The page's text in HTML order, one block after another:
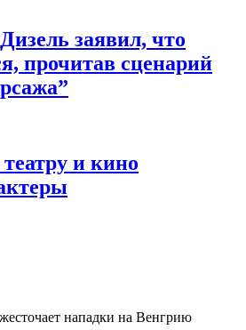
заявил, что
прочитав сценарий
и кино
нападки на Венгрию